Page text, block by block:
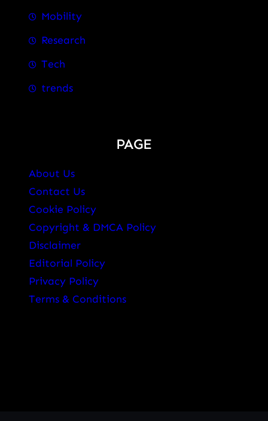
Mobility
Research
Tech
trends
PAGE
About Us
Contact Us
Cookie Policy
Copyright & DMCA Policy
Disclaimer
Editorial Policy
Privacy Policy
Terms & Conditions